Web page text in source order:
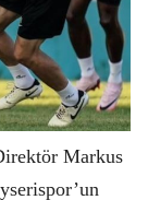
Markus